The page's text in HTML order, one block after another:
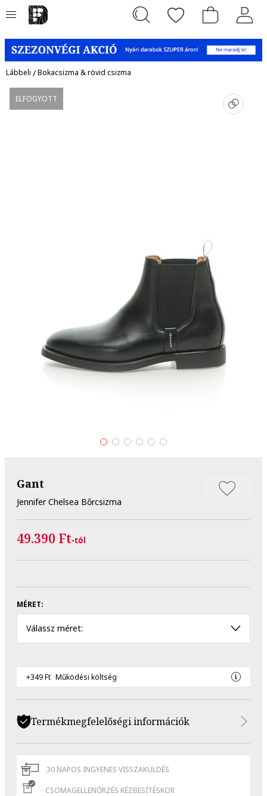
Lábbeli /Bokacsizma & rövid csizma
ELFOGYOTT
Gant
Jennifer Chelsea Bőrcsizma
49.390 Ft-tól
MÉRET:
Válassz méret:
+349 Ft Működési költség
Termékmegfelelőségi információk
30 NAPOS INGYENES VISSZAKÜLDÉS
CSOMAGELLENŐRZÉS KÉZBESÍTÉSKOR